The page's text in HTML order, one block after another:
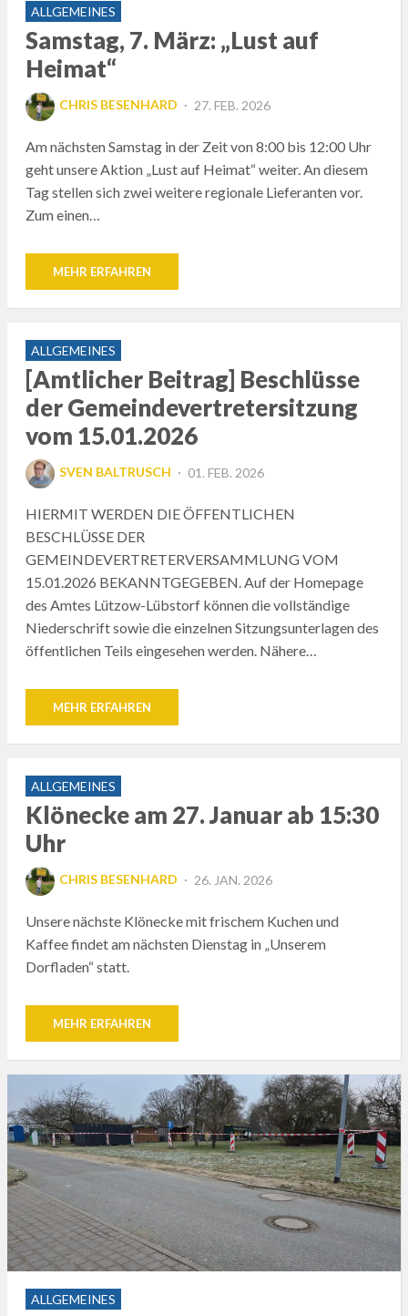
ALLGEMEINES
Samstag, 7. März: „Lust auf
Heimat“
CHRIS BESENHARD
POSTED
27. FEB. 2026
Am nächsten Samstag in der Zeit von 8:00 bis 12:00 Uhr
geht unsere Aktion „Lust auf Heimat“ weiter. An diesem
Tag stellen sich zwei weitere regionale Lieferanten vor.
Zum einen…
MEHR ERFAHREN
ALLGEMEINES
[Amtlicher Beitrag] Beschlüsse
der Gemeindevertretersitzung
vom 15.01.2026
SVEN BALTRUSCH
POSTED
01. FEB. 2026
HIERMIT WERDEN DIE ÖFFENTLICHEN
BESCHLÜSSE DER
GEMEINDEVERTRETERVERSAMMLUNG VOM
15.01.2026 BEKANNTGEGEBEN. Auf der Homepage
des Amtes Lützow-Lübstorf können die vollständige
Niederschrift sowie die einzelnen Sitzungsunterlagen des
öffentlichen Teils eingesehen werden. Nähere…
MEHR ERFAHREN
ALLGEMEINES
Klönecke am 27. Januar ab 15:30
Uhr
CHRIS BESENHARD
POSTED
26. JAN. 2026
Unsere nächste Klönecke mit frischem Kuchen und
Kaffee findet am nächsten Dienstag in „Unserem
Dorfladen“ statt.
MEHR ERFAHREN
ALLGEMEINES